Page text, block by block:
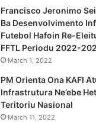
Francisco Jeronimo
Ba Desenvolvimento
Futebol Hafoin Re-
FFTL Periodu 2022-
March 1, 2022
PM Orienta Ona KAFI
Infrastrutura Ne’ebe
Teritoriu Nasional
March 11, 2022